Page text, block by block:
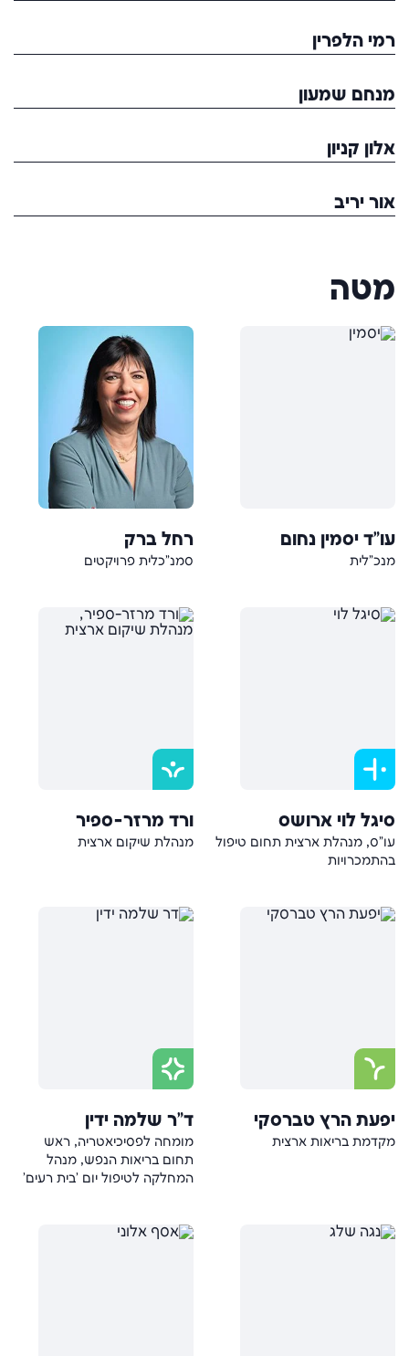
רמי הלפרין
מנחם שמעון
אלון קניון
אור יריב
מטה
עו"ד יסמין נחום
מנכ"לית
רחל ברק
סמנ"כלית פרויקטים
סיגל לוי ארושס
עו"ס, מנהלת ארצית תחום טיפול
בהתמכרויות
ורד מרזר-ספיר
מנהלת שיקום ארצית
יפעת הרץ טברסקי
מקדמת בריאות ארצית
ד"ר שלמה ידין
מומחה לפסיכיאטריה, ראש
תחום בריאות הנפש, מנהל
המחלקה לטיפול יום 'בית רעים'